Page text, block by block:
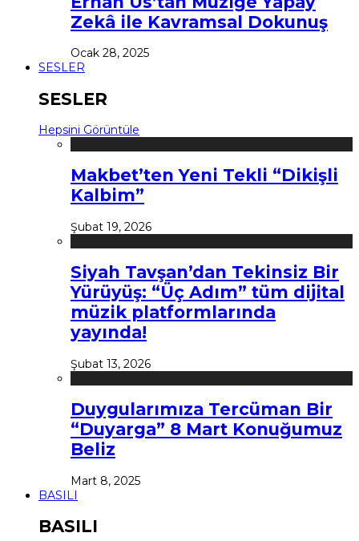
Zekâ ile Kavramsal Dokunuş
Ocak 28, 2025
SESLER
SESLER
Hepsini Görüntüle
Makbet’ten Yeni Tekli “Dikişli
Kalbim”
Şubat 19, 2026
Siyah Tavşan’dan Tekinsiz Bir
Yürüyüş: “Üç Adım” tüm dijital
müzik platformlarında
yayında!
Şubat 13, 2026
Duygularımıza Tercüman Bir
“Duyarga” 8 Mart Konuğumuz
Beliz
Mart 8, 2025
BASILI
BASILI